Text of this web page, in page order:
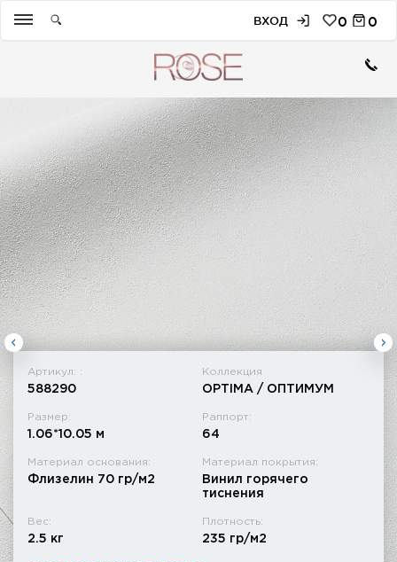
ВХОД 0 0
Артикул: :
588290
Коллекция
OPTIMA / ОПТИМУМ
Размер:
1.06*10.05 м
Раппорт:
64
Материал основания:
Флизелин 70 гр/м2
Материал покрытия:
Винил горячего
тиснения
Вес:
2.5 кг
Плотность:
235 гр/м2